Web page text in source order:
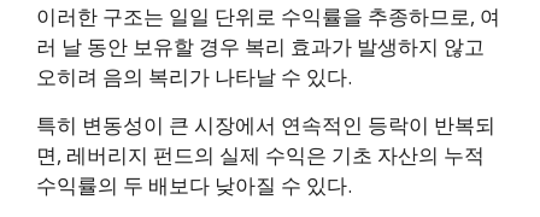
이러한 구조는 일일 단위로 수익률을 추종하므로, 여
러 날 동안 보유할 경우 복리 효과가 발생하지 않고
오히려 음의 복리가 나타날 수 있다.
특히 변동성이 큰 시장에서 연속적인 등락이 반복되
면, 레버리지 펀드의 실제 수익은 기초 자산의 누적
수익률의 두 배보다 낮아질 수 있다.